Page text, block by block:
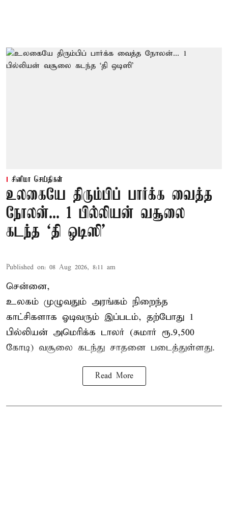
சினிமா செய்திகள்
உலகையே திரும்பிப் பார்க்க வைத்த
நோலன்... 1 பில்லியன் வசூலை
கடந்த ‘தி ஒடிஸி’
Published on: 08 Aug 2026, 8:11 am
சென்னை,
உலகம் முழுவதும் அரங்கம் நிறைந்த
காட்சிகளாக ஓடிவரும் இப்படம், தற்போது 1
பில்லியன் அமெரிக்க டாலர் (சுமார் ரூ.9,500
கோடி) வசூலை கடந்து சாதனை படைத்துள்ளது.
Read More